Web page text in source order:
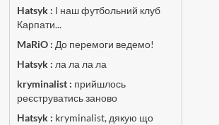
Hatsyk : І наш футбольний клуб
Карпати...
MaRiO : До перемоги ведемо!
Hatsyk : ла ла ла ла
kryminalist : прийшлось
реєструватись заново
Hatsyk : kryminalist, дякую що